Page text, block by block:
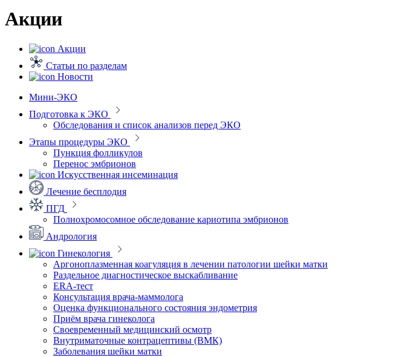
Акции
Акции
Статьи по разделам
Новости
Мини-ЭКО
Подготовка к ЭКО
Обследования и список анализов перед ЭКО
Этапы процедуры ЭКО
Пункция фолликулов
Перенос эмбрионов
Искусственная инсеминация
Лечение бесплодия
ПГД
Полнохромосомное обследование кариотипа эмбрионов
Андрология
Гинекология
Аргоноплазменная коагуляция в лечении патологии шейки матки
Раздельное диагностическое выскабливание
ERA-тест
Консультация врача-маммолога
Оценка функционального состояния эндометрия
Приём врача гинеколога
Своевременный медицинский осмотр
Внутриматочные контрацептивы (ВМК)
Заболевания шейки матки